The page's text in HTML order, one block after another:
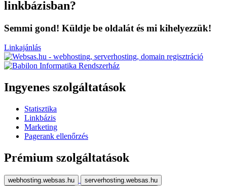
linkbázisban?
Semmi gond! Küldje be oldalát és mi kihelyezzük!
Linkajánlás
Ingyenes szolgáltatások
Statisztika
Linkbázis
Marketing
Pagerank ellenőrzés
Prémium szolgáltatások
webhosting.websas.hu
serverhosting.websas.hu